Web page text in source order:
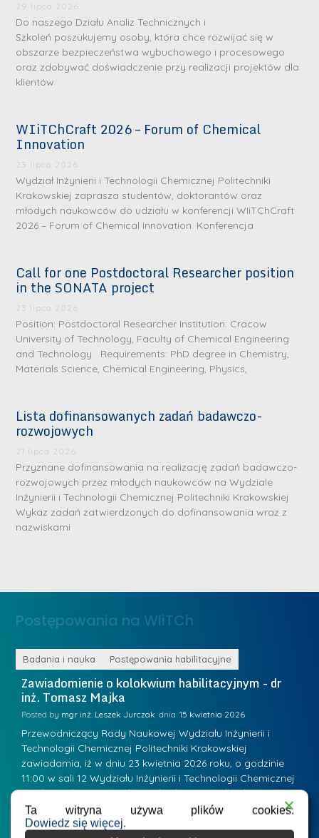
29 lipca 2026
Do naszego Działu Analiz Technicznych i
Szkoleń poszukujemy osoby, która chce rozwijać się w
obszarze bezpieczeństwa wybuchowego i procesowego
oraz zdobywać doświadczenie przy realizacji projektów dla
klientów
WIiTChCraft 2026 – Forum of Chemical
Innovation
23 lipca 2026
Wydział Inżynierii i Technologii Chemicznej Politechniki
Krakowskiej zaprasza studentów, doktorantów oraz
młodych naukowców do udziału w konferencji WIiTChCraft
2026 – Forum of Chemical Innovation. Konferencja
Call for one Postdoctoral Researcher position
in the SONATA project
23 lipca 2026
Position: Postdoctoral Researcher Institution: Cracow
University of Technology, Faculty of Chemical Engineering
and Technology Requirements: PhD degree in Chemistry,
Materials Science, Chemical Engineering, Physics,
Lista dofinansowanych zadań badawczo-
rozwojowych
21 lipca 2026
Przyznane dofinansowania na realizację zadań badawczo-
rozwojowych przez młodych naukowców na Wydziale
Inżynierii i Technologii Chemicznej Politechniki Krakowskiej
Wykaz zadań zatwierdzonych do dofinansowania wraz z
nazwiskami
Postępowania na WIiTCh
Badania i nauka Postępowania habilitacyjne
Zawiadomienie o kolokwium habilitacyjnym - dr
inż. Tomasz Majka
Posted by mgr inż. Leszek Jurczak 15 kwietnia 2026
Przewodniczący Rady Naukowej Wydziału Inżynierii i
Technologii Chemicznej Politechniki Krakowskiej
zawiadamia, iż w dniu 23 kwietnia 2026 roku, o godzinie
11:00 w sali 12 Wydziału Inżynierii i Technologii Chemicznej
(Kraków, ul. Warszawska 24, bud. W-35) odbędzie się
kolokwium habilitacyjne dr inż. Tomasza Majki.
Osiągnięcie naukowe będące podstawą ubiegania się o…
S
r
e
b
r
n
d
a
e
W
a
r
s
z
a
w
k
D
ż
M
r
i
K
u
r
a
ń
s
k
L
Ta witryna używa plików cookies.
Dowiedz się więcej.